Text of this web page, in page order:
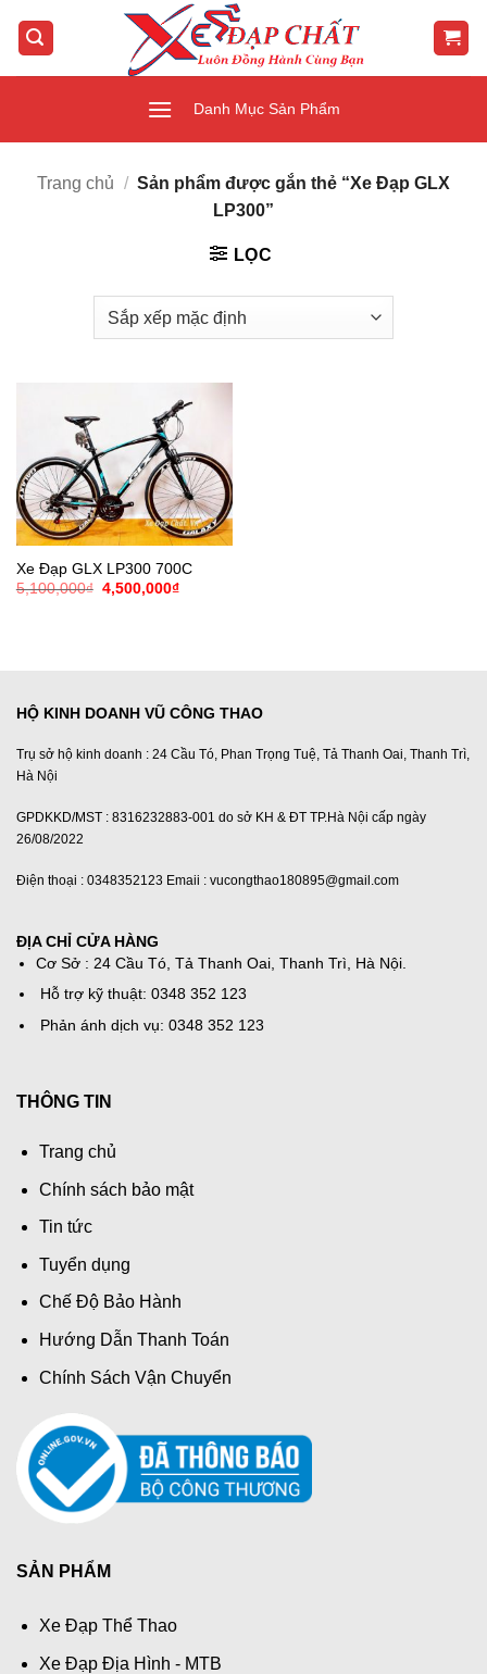
qua
Danh Mục Sản Phẩm
Trang chủ / Sản phẩm được gắn thẻ “Xe Đạp GLX
LP300”
LỌC
Xe Đạp GLX LP300 700C
5,100,000₫ Giá
4,500,000₫Giá
HỘ KINH DOANH VŨ CÔNG THAO
Trụ sở hộ kinh doanh : 24 Cầu Tó, Phan Trọng Tuệ, Tả Thanh Oai, Thanh Trì,
Hà Nội
GPDKKD/MST : 8316232883-001 do sở KH & ĐT TP.Hà Nội cấp ngày
26/08/2022
Điện thoại : 0348352123 Emaii : vucongthao180895@gmail.com
ĐỊA CHỈ CỬA HÀNG
Cơ Sở : 24 Cầu Tó, Tả Thanh Oai, Thanh Trì, Hà Nội.
Hỗ trợ kỹ thuật: 0348 352 123
Phản ánh dịch vụ: 0348 352 123
THÔNG TIN
Trang chủ
Chính sách bảo mật
Tin tức
Tuyển dụng
Chế Độ Bảo Hành
Hướng Dẫn Thanh Toán
Chính Sách Vận Chuyển
SẢN PHẨM
Xe Đạp Thể Thao
Xe Đạp Địa Hình - MTB